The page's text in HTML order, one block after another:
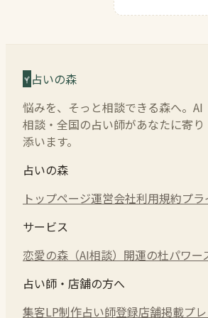
占いの森
悩みを、そっと相談できる森へ。AI
相談・全国の占い師があなたに寄り
添います。
占いの森
トップページ運営会社利用規約プ
サービス
恋愛の森（AI相談） 開運の杜パワー
占い師・店舗の方へ
集客LP制作占い師登録店舗掲載プ